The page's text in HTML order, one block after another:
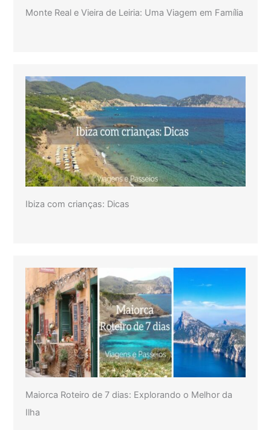
Monte Real e Vieira de Leiria: Uma Viagem em Família
Ibiza com crianças: Dicas
Maiorca Roteiro de 7 dias: Explorando o Melhor da
Ilha